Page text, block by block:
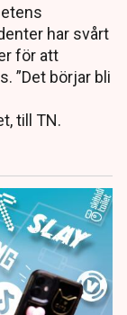
har svårt
för att
”Det börjar bli
till TN.